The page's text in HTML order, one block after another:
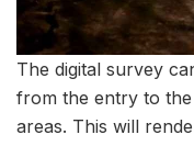
The digital survey
from the entry to the
areas. This will